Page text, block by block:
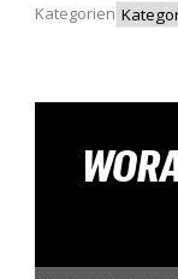
Kategorien